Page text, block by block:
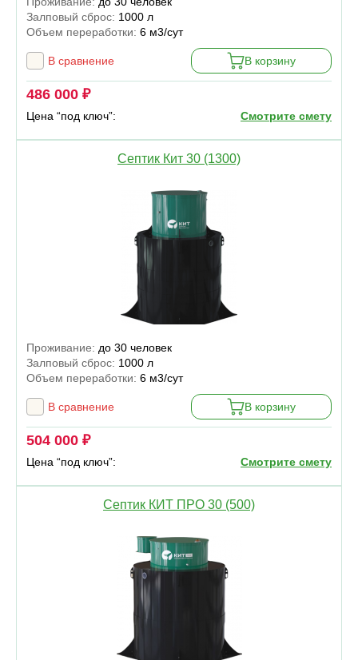
Залповый сброс: 1000 л
Объем переработки: 6 м3/сут
В сравнение В корзину
486 000 ₽
Цена “под ключ”: Смотрите смету
Септик Кит 30 (1300)
Проживание: до 30 человек
Залповый сброс: 1000 л
Объем переработки: 6 м3/сут
В сравнение В корзину
504 000 ₽
Цена “под ключ”: Смотрите смету
Септик КИТ ПРО 30 (500)